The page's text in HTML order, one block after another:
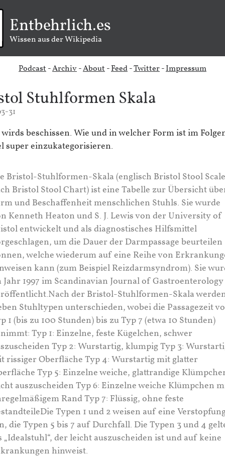
Entbehrlich.es
Wissen aus der Wikipedia
Podcast-Archiv-About-Feed-Twitter-Impressum
Stuhlformen Skala
31
beschissen. Wie und in welcher Form ist im
super einzukategorisieren.
Bristol-Stuhlformen-Skala (englisch Bristol Stool
Bristol Stool Chart) ist eine Tabelle zur Übersicht
und Beschaffenheit menschlichen Stuhls. Sie wurde
Kenneth Heaton und S. J. Lewis von der University of
entwickelt und als diagnostisches Hilfsmittel
um die Dauer der Darmpassage beurteilen
welche wiederum auf eine Reihe von
kann (zum Beispiel Reizdarmsyndrom). Sie
Jahr 1997 im Scandinavian Journal of Gastroenterology
der Bristol-Stuhlformen-Skala
Stuhltypen unterschieden, wobei die Passagezeit
1 (bis zu 100 Stunden) bis zu Typ 7 (etwa 10 Stunden)
Typ 1: Einzelne, feste Kügelchen, schwer
Typ 2: Wurstartig, klumpig Typ 3:
rissiger Oberfläche Typ 4: Wurstartig mit glatter
Typ 5: Einzelne weiche, glattrandige
auszuscheiden Typ 6: Einzelne weiche Klümpchen
Rand Typ 7: Flüssig, ohne feste
Typen 1 und 2 weisen auf eine
die Typen 5 bis 7 auf Durchfall. Die Typen 3 und 4
„Idealstuhl“, der leicht auszuscheiden ist und auf keine
hinweist.